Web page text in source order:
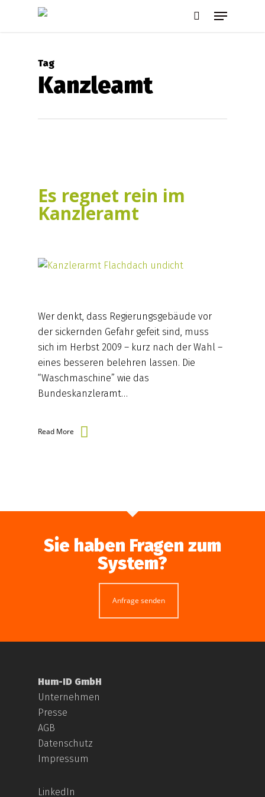
Menu
Tag
Kanzleamt
Es regnet rein im
Kanzleramt
Wer denkt, dass Regierungsgebäude vor
der sickernden Gefahr gefeit sind, muss
sich im Herbst 2009 – kurz nach der Wahl –
eines besseren belehren lassen. Die
“Waschmaschine” wie das
Bundeskanzleramt…
Read More
Sie haben Fragen zum
System?
Anfrage senden
Hum-ID GmbH
Unternehmen
Presse
AGB
Datenschutz
Impressum
LinkedIn